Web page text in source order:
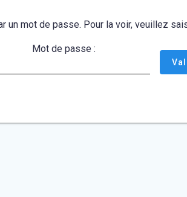
un mot de passe. Pour la voir, veuillez
Mot de passe :